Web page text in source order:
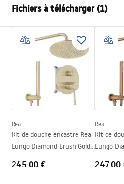
Méthode de montage
Couleur
Type de bec
Matériel
Hauteur
1105
Technologie du revêtement
PVD
Diamètre de raccordement
Garantie
5
Fichiers à télécharger (1)
Conditions de garantie
Rea
Kit de douche encastré Rea
Lungo Diamond Brush Gold
245.00 €
Rea
Kit de
Lungo
247.00